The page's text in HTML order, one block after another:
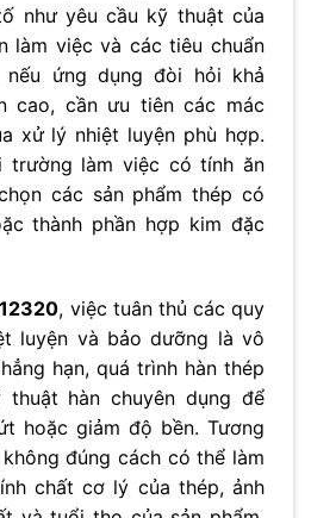
như yêu cầu kỹ thuật của
làm việc và các tiêu chuẩn
ứng dụng đòi hỏi khả
cao, cần ưu tiên các mác
xử lý nhiệt luyện phù hợp.
trường làm việc có tính ăn
các sản phẩm thép có
thành phần hợp kim đặc
, việc tuân thủ các quy
luyện và bảo dưỡng là vô
hạn, quá trình hàn thép
hàn chuyên dụng để
hoặc giảm độ bền. Tương
đúng cách có thể làm
chất cơ lý của thép, ảnh